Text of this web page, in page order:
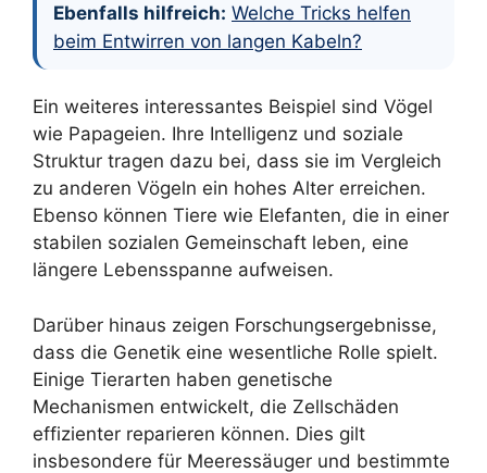
Ebenfalls hilfreich: Welche Tricks helfen
beim Entwirren von langen Kabeln?
Ein weiteres interessantes Beispiel sind Vögel
wie Papageien. Ihre Intelligenz und soziale
Struktur tragen dazu bei, dass sie im Vergleich
zu anderen Vögeln ein hohes Alter erreichen.
Ebenso können Tiere wie Elefanten, die in einer
stabilen sozialen Gemeinschaft leben, eine
längere Lebensspanne aufweisen.
Darüber hinaus zeigen Forschungsergebnisse,
dass die Genetik eine wesentliche Rolle spielt.
Einige Tierarten haben genetische
Mechanismen entwickelt, die Zellschäden
effizienter reparieren können. Dies gilt
insbesondere für Meeressäuger und bestimmte